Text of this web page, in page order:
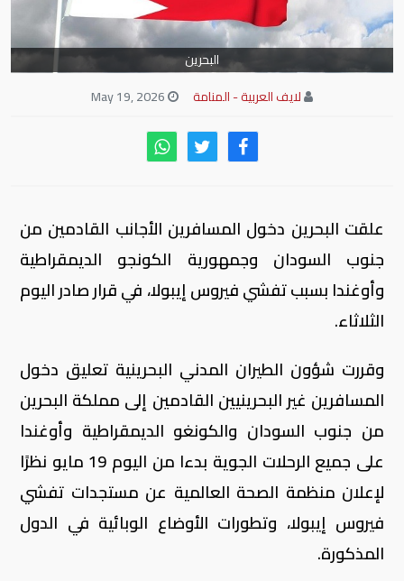
البحرين
لايف العربية - المنامة
علقت البحرين دخول المسافرين الأجانب القادمين من
جنوب السودان وجمهورية الكونجو الديمقراطية
وأوغندا بسبب تفشي فيروس إيبولا، في قرار صادر اليوم
الثلاثاء.
وقررت شؤون الطيران المدني البحرينية تعليق دخول
المسافرين غير البحرينيين القادمين إلى مملكة البحرين
من جنوب السودان والكونغو الديمقراطية وأوغندا
على جميع الرحلات الجوية بدءا من اليوم 19 مايو نظرًا
لإعلان منظمة الصحة العالمية عن مستجدات تفشي
فيروس إيبولا، وتطورات الأوضاع الوبائية في الدول
المذكورة.